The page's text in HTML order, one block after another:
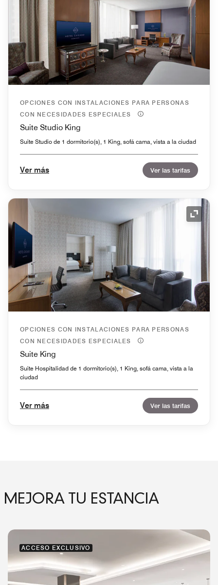
OPCIONES CON INSTALACIONES PARA PERSONAS
CON NECESIDADES ESPECIALES
Suite Studio King
Suite Studio de 1 dormitorio(s), 1 King, sofá cama, vista a la ciudad
Ver más Ver las tarifas
Icono
OPCIONES CON INSTALACIONES PARA PERSONAS
CON NECESIDADES ESPECIALES
Suite King
Suite Hospitalidad de 1 dormitorio(s), 1 King, sofá cama, vista a la
ciudad
Ver más Ver las tarifas
MEJORA TU ESTANCIA
ACCESO EXCLUSIVO